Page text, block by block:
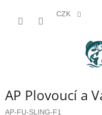
CZK
AP Plovoucí a
AP-FU-SLING-F1